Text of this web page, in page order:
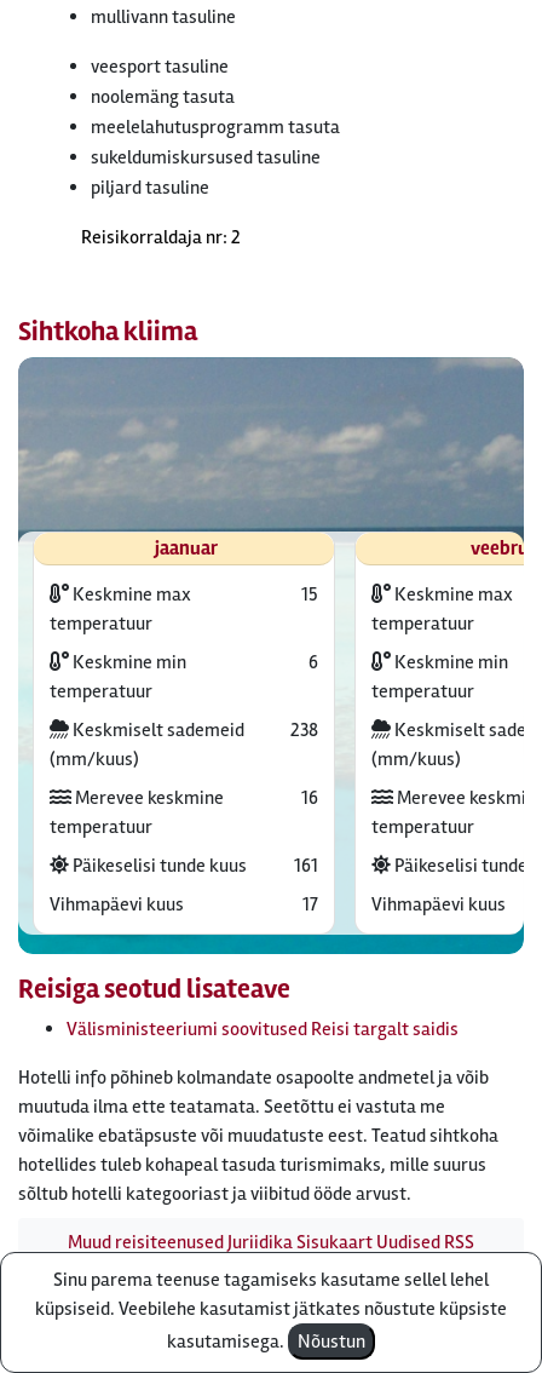
mullivann tasuline
veesport tasuline
noolemäng tasuta
meelelahutusprogramm tasuta
sukeldumiskursused tasuline
piljard tasuline
Reisikorraldaja nr: 2
Sihtkoha kliima
jaanuar
Keskmine max
temperatuur
15
Keskmine min
temperatuur
6
Keskmiselt sademeid
(mm/kuus)
238
Merevee keskmine
temperatuur
16
Päikeselisi tunde kuus
161
Vihmapäevi kuus
17
Keskmine max
temperatuur
Keskmine min
temperatuur
Keskmiselt
(mm/kuus)
Merevee
temperatuur
Päikeselisi tunde
Vihmapäevi kuus
Reisiga seotud lisateave
Välisministeeriumi soovitused Reisi targalt saidis
Hotelli info põhineb kolmandate osapoolte andmetel ja võib
muutuda ilma ette teatamata. Seetõttu ei vastuta me
võimalike ebatäpsuste või muudatuste eest. Teatud sihtkoha
hotellides tuleb kohapeal tasuda turismimaks, mille suurus
sõltub hotelli kategooriast ja viibitud ööde arvust.
Küsi pakkumist
Muud reisiteenused JuriidikaSisukaart Uudised RSS
uudisvoogFirmast ÄrikliendileOtsi infot meie saidist
Reisibüroo Reisiekspert, Roosikrantsi 8B Tallinn, Eesti - e-
post: ebyroo[ät]reisiekspert.ee - telefon:
Sinu parema teenuse tagamiseks kasutame sellel lehel
küpsiseid. Veebilehe kasutamist jätkates nõustute küpsiste
kasutamisega.
Nõustun